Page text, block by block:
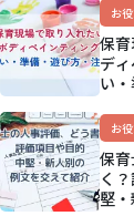
お
保
デ
い
お
保
く
堅